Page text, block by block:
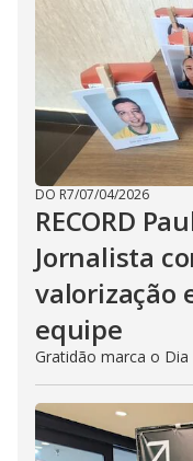
DO R7/07/04/2026
RECORD
Jornalista
valorização
equipe
Gratidão marca o Dia